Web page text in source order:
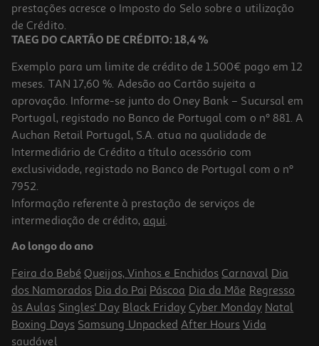
2,69 €
Molho Encona Piri-Piri Thai Sweet Chilli Suce 142ml
21.06 €/Lt
2,99 €
prestações acresce o Imposto do Selo sobre a utilização
de Crédito.
TAEG DO CARTÃO DE CRÉDITO: 18,4 %
Exemplo para um limite de crédito de 1.500€ pago em 12
meses. TAN 17,60 %. Adesão ao Cartão sujeita a
aprovação. Informe-se junto do Oney Bank – Sucursal em
Portugal, registado no Banco de Portugal com o nº 881. A
Auchan Retail Portugal, S.A. atua na qualidade de
Intermediário de Crédito a título acessório com
exclusividade, registado no Banco de Portugal com o nº
7952.
Informação referente à prestação de serviços de
intermediação de crédito, aqui.
Ao longo do ano
Feira do Bebé Queijos, Vinhos e Enchidos Carnaval Dia
dos Namorados Dia do Pai Páscoa Dia da Mãe Regresso
às Aulas Singles' Day Black Friday Cyber Monday Natal
Boxing Days Samsung Unpacked After Hours Vida
saudável